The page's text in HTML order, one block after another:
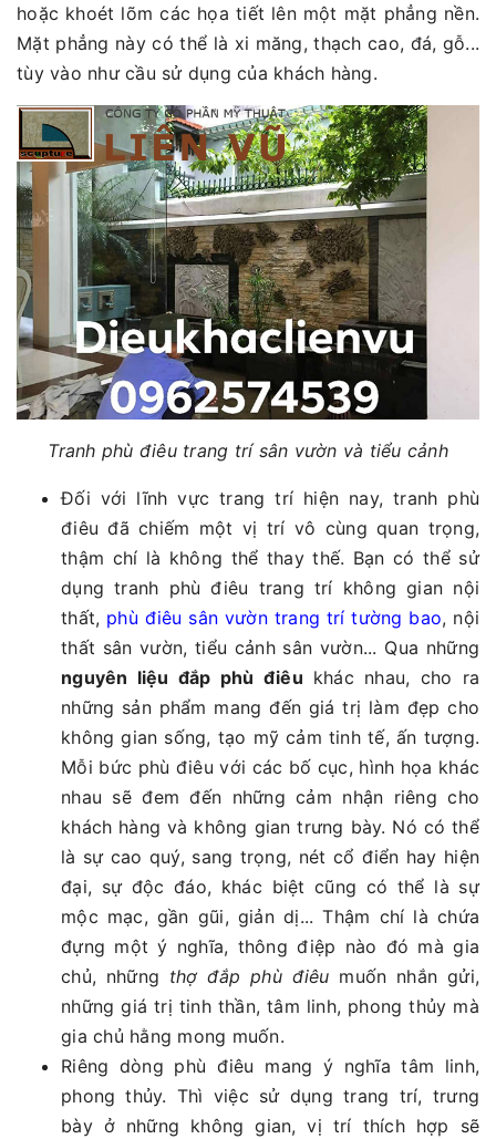
hoặc khoét lõm các họa tiết lên một mặt phẳng nền.
Mặt phẳng này có thể là xi măng, thạch cao, đá, gỗ...
tùy vào như cầu sử dụng của khách hàng.
Tranh phù điêu trang trí sân vườn và tiểu cảnh
Đối với lĩnh vực trang trí hiện nay, tranh phù
điêu đã chiếm một vị trí vô cùng quan trọng,
thậm chí là không thể thay thế. Bạn có thể sử
dụng tranh phù điêu trang trí không gian nội
thất, phù điêu sân vườn trang trí tường bao, nội
thất sân vườn, tiểu cảnh sân vườn... Qua những
nguyên liệu đắp phù điêu khác nhau, cho ra
những sản phẩm mang đến giá trị làm đẹp cho
không gian sống, tạo mỹ cảm tinh tế, ấn tượng.
Mỗi bức phù điêu với các bố cục, hình họa khác
nhau sẽ đem đến những cảm nhận riêng cho
khách hàng và không gian trưng bày. Nó có thể
là sự cao quý, sang trọng, nét cổ điển hay hiện
đại, sự độc đáo, khác biệt cũng có thể là sự
mộc mạc, gần gũi, giản dị... Thậm chí là chứa
đựng một ý nghĩa, thông điệp nào đó mà gia
chủ, những thợ đắp phù điêu muốn nhắn gửi,
những giá trị tinh thần, tâm linh, phong thủy mà
gia chủ hằng mong muốn.
Riêng dòng phù điêu mang ý nghĩa tâm linh,
phong thủy. Thì việc sử dụng trang trí, trưng
bày ở những không gian, vị trí thích hợp sẽ